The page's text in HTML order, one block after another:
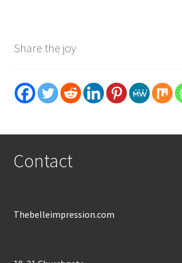
Share the joy
Contact
Thebelleimpression.com